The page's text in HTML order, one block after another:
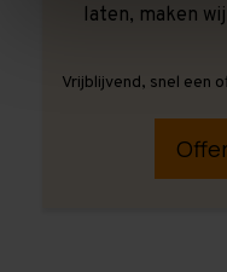
laten, maken
Vrijblijvend, snel een